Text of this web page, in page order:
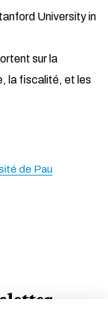
University in
sur la
la fiscalité, et les
de Pau